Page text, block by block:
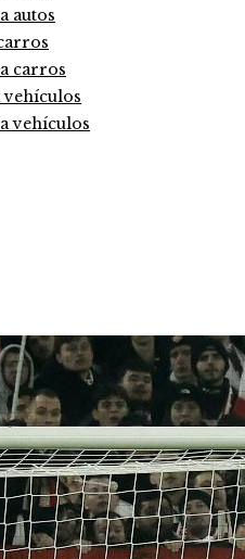
autos
carros
vehículos